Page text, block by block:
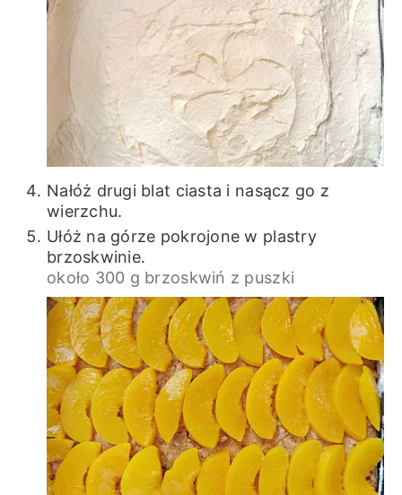
Nałóż drugi blat ciasta i nasącz go z
wierzchu.
Ułóż na górze pokrojone w plastry
brzoskwinie.
około 300 g brzoskwiń z puszki